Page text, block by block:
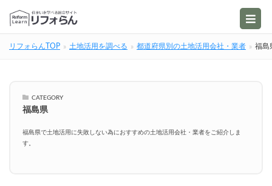
リフォらんTOP 土地活用を調べる 都道府県別の土地活用会社・業者 福島
CATEGORY
福島県
福島県で土地活用に失敗しない為におすすめの土地活用会社・業者をご紹介しま
す。